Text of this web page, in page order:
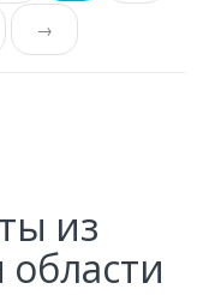
→
из